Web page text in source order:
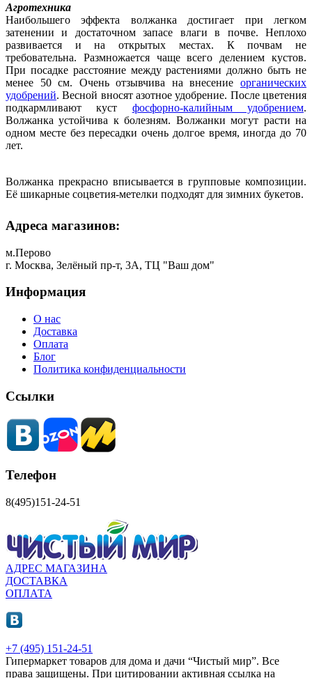
Агротехника
Наибольшего эффекта волжанка достигает при легком
затенении и достаточном запасе влаги в почве. Неплохо
развивается и на открытых местах. К почвам не
требовательна. Размножается чаще всего делением кустов.
При посадке расстояние между растениями должно быть не
менее 50 см. Очень отзывчива на внесение органических
удобрений. Весной вносят азотное удобрение. После цветения
подкармливают куст фосфорно-калийным удобрением.
Волжанка устойчива к болезням. Волжанки могут расти на
одном месте без пересадки очень долгое время, иногда до 70
лет.
Волжанка прекрасно вписывается в групповые композиции.
Её шикарные соцветия-метелки подходят для зимних букетов.
Адреса магазинов:
м.Перово
г. Москва, Зелёный пр-т, 3А, ТЦ "Ваш дом"
Информация
О нас
Доставка
Оплата
Блог
Политика конфиденциальности
Ссылки
Телефон
8(495)151-24-51
АДРЕС МАГАЗИНА
ДОСТАВКА
ОПЛАТА
+7 (495) 151-24-51
Гипермаркет товаров для дома и дачи “Чистый мир”. Все
права защищены. При цитировании активная ссылка на